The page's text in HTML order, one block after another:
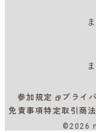
参加規定
プライ
免責事項特定取引商
©2026